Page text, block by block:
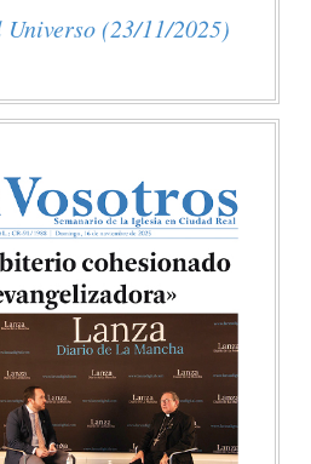
Universo (23/11/2025)